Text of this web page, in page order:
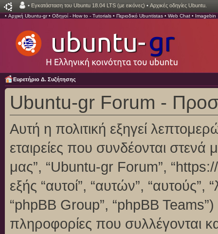
• Εγκατάσταση του Ubuntu 18.04 LTS (με εικόνες) • Αρχικές οδηγίες Ubuntu.
• Αρχική Ubuntu-gr• Οδηγοί - How to - Tutorials • Περιοδικό Ubuntistas • Web Chat • Imagebin
Ευρετήριο Δ. Συζήτησης
Ubuntu-gr Forum -
Αυτή η πολιτική εξηγεί
εταιρείες που συνδέονται στενά
μας”, “Ubuntu-gr Forum”,
εξής “αυτοί”, “αυτών”,
“phpBB Group”, “phpBB
πληροφορίες που συλλέγονται